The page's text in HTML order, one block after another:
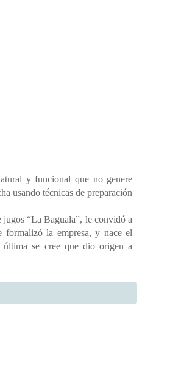
y funcional que no genere
usando técnicas de preparación
“La Baguala”, le convidó a
la empresa, y nace el
última se cree que dio origen a